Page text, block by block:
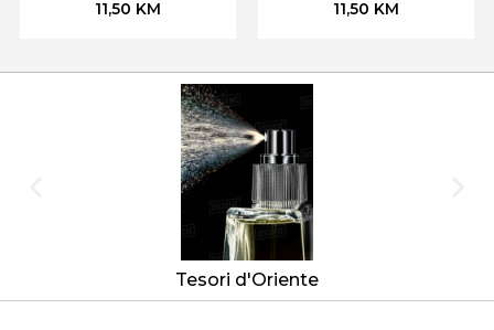
11,50 KM 11,50 KM
Tesori d'Oriente